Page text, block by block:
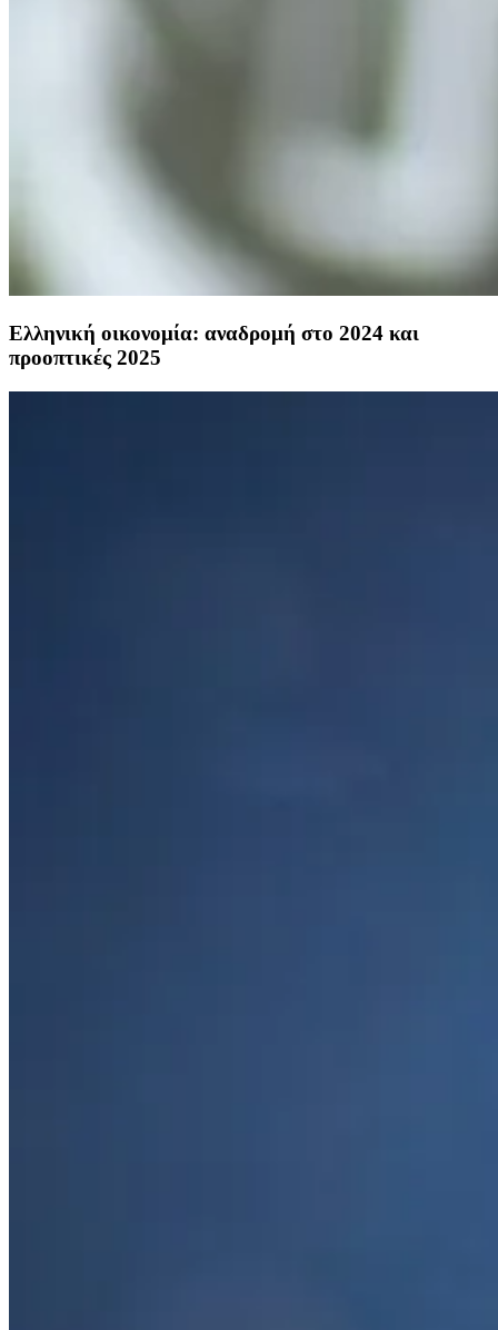
Ελληνική οικονομία: αναδρομή στο 2024 και
προοπτικές 2025